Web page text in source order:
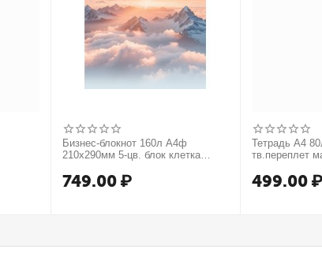
Бизнес-блокнот 160л А4ф
210х290мм 5-цв. блок клетка
мат.ламин. -В моменте
749.00 ₽
Тетрадь А4
тв.переплет
499.00